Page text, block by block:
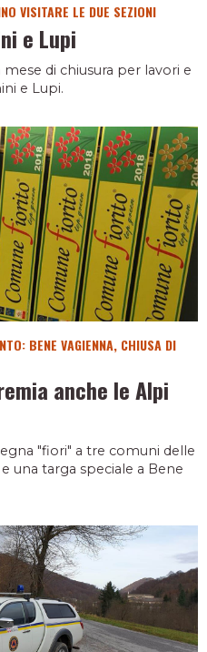
VISITARE LE DUE SEZIONI
e Lupi
di chiusura per lavori e
e Lupi.
BENE VAGIENNA, CHIUSA DI
anche le Alpi
"fiori" a tre comuni delle
una targa speciale a Bene